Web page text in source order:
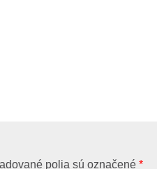
polia sú označené *